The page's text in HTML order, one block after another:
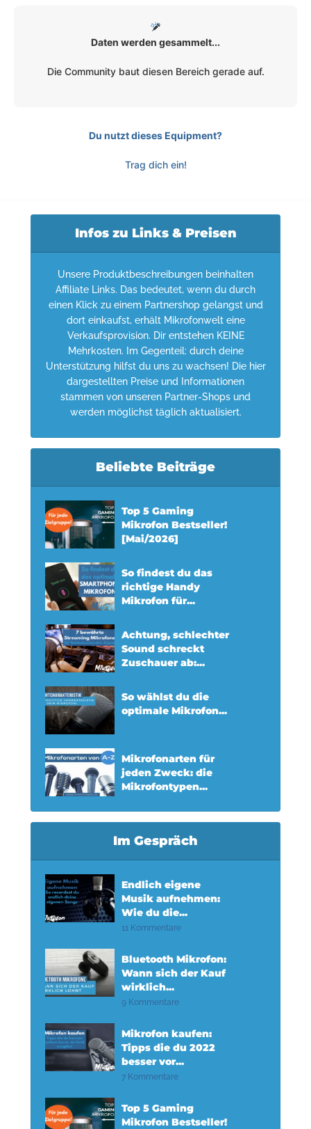
Daten werden gesammelt...
Die Community baut diesen Bereich gerade auf.
Du nutzt dieses Equipment?
Trag dich ein!
Infos zu Links & Preisen
Unsere Produktbeschreibungen beinhalten
Affiliate Links. Das bedeutet, wenn du durch
einen Klick zu einem Partnershop gelangst und
dort einkaufst, erhält Mikrofonwelt eine
Verkaufsprovision. Dir entstehen KEINE
Mehrkosten. Im Gegenteil: durch deine
Unterstützung hilfst du uns zu wachsen! Die hier
dargestellten Preise und Informationen
stammen von unseren Partner-Shops und
werden möglichst täglich aktualisiert.
Beliebte Beiträge
Top 5 Gaming
Mikrofon Bestseller!
[Mai/2026]
So findest du das
richtige Handy
Mikrofon für...
Achtung, schlechter
Sound schreckt
Zuschauer ab:...
So wählst du die
optimale Mikrofon...
Mikrofonarten für
jeden Zweck: die
Mikrofontypen...
Im Gespräch
Endlich eigene
Musik aufnehmen:
Wie du die...
11 Kommentare
Bluetooth Mikrofon:
Wann sich der Kauf
wirklich...
9 Kommentare
Mikrofon kaufen:
Tipps die du 2022
besser vor...
7 Kommentare
Top 5 Gaming
Mikrofon Bestseller!